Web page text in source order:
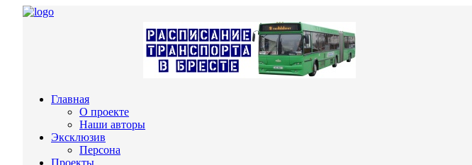
Главная
О проекте
Наши авторы
Эксклюзив
Персона
Проекты